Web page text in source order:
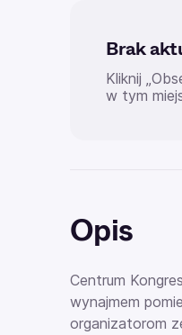
Brak
Kliknij
w tym
Opis
Centrum
wynajmem
organizatorom